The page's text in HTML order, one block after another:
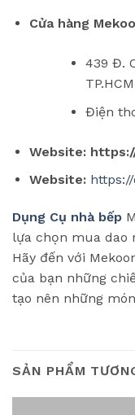
Cửa hàng
439 Đ.
TP.HCM
Điện
Website:
Website:
Dụng Cụ nhà bếp
lựa chọn mua dao
Hãy đến với
của bạn những
tạo nên những
SẢN PHẨM